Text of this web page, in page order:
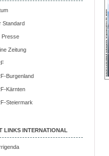
Standard
Presse
Zeitung
Burgenland
Kärnten
Steiermark
LINKS INTERNATIONAL